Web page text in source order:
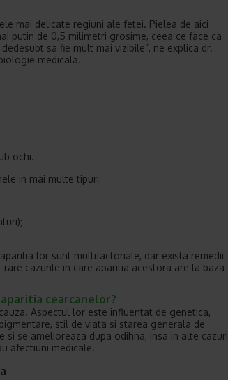
mai delicate regiuni ale fetei. Pielea de aici
putin de 0,5 milimetri grosime, ceea ce face ca
sa fie mult mai vizibile”, ne explica dr.
medicala.
ochi.
in mai multe tipuri:
lor sunt multifactoriale, dar exista remedii
cazurile in care aparitia acestora are la baza
cearcanelor?
Aspectul lor este influentat de genetica,
stil de viata si starea generala de
si se amelioreaza dupa odihna, insa in alte cazuri
afectiuni medicale.